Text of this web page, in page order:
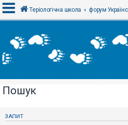
х
і
Р
с
Теріологічна школа
Пошук
ЗАПИТ